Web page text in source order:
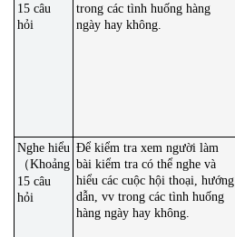
15 câu
hỏi
trong các tình huống hàng
ngày hay không.
Nghe hiểu
（Khoảng
15 câu
hỏi
Để kiểm tra xem người làm
bài kiểm tra có thể nghe và
hiểu các cuộc hội thoại, hướng
dẫn, vv trong các tình huống
hàng ngày hay không.